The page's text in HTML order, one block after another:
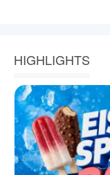
HIGHLIGHTS